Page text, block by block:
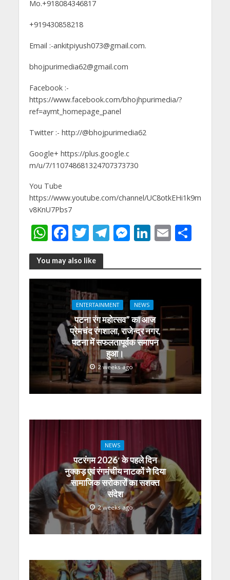
Mo.+918084346817
+919430858218
Email :-ankitpiyush073@gmail.com.
bhojpurimedia62@gmail.com
Facebook :-
https://www.facebook.com/bhojhpurimedia/?
ref=aymt_homepage_panel
Twitter :- http://@bhojpurimedia62
Google+ https://plus.google.c
m/u/7/110748681324707373730
You Tube
https://www.youtube.com/channel/UC8otkEHi1k9m
v8KnU7Pbs7
W
h
at
s
p
F
ac
e
b
o
o
k
T
w
itt
er
T
e
gr
a
m
M
ss
e
n
g
er
Li
k
e
dI
n
E
ai
l
S
ar
e
You may also like
ENTERTAINMENT NEWS
पटना रंग महोत्सव” का आज
प्रेमचंद रंगशाला, राजेन्द्र नगर,
पटना में सफलतापूर्वक समापन
हुआ।
2 weeks ago
NEWS
पटरंगम 2026′ के पहले दिन
नुक्कड़ एवं रंगमंचीय नाटकों ने दिया
सामाजिक सरोकारों का सशक्त
संदेश
2 weeks ago